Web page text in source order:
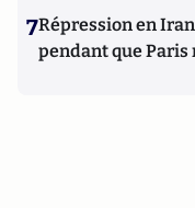
7Répression en
pendant que